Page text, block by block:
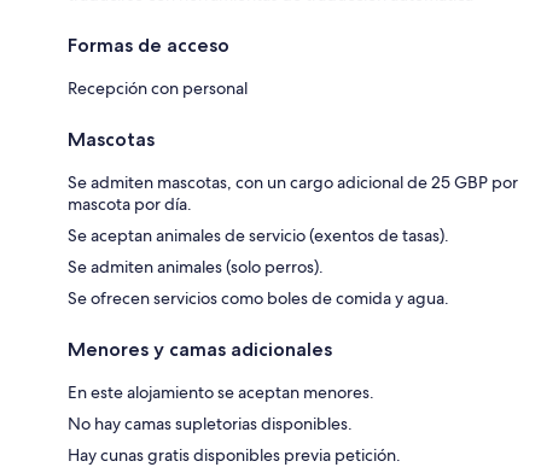
Formas de acceso
Recepción con personal
Mascotas
Se admiten mascotas, con un cargo adicional de 25 GBP por
mascota por día.
Se aceptan animales de servicio (exentos de tasas).
Se admiten animales (solo perros).
Se ofrecen servicios como boles de comida y agua.
Menores y camas adicionales
En este alojamiento se aceptan menores.
No hay camas supletorias disponibles.
Hay cunas gratis disponibles previa petición.